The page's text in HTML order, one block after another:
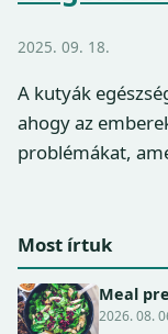
2025. 09. 18.
A kutyák
ahogy az
problémákat,
Most írtuk
Meal
2026. 08.